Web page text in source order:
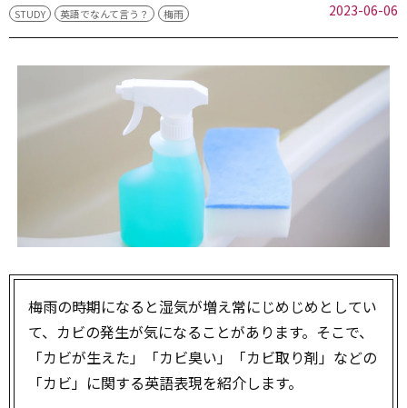
STUDY 英語でなんて言う？ 梅雨 2023-06-06
梅雨の時期になると湿気が増え常にじめじめとしてい
て、カビの発生が気になることがあります。そこで、
「カビが生えた」「カビ臭い」「カビ取り剤」などの
「カビ」に関する英語表現を紹介します。